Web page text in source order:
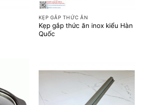
KẸP GẮP THỨC ĂN
Kẹp gắp thức ăn inox kiểu Hàn
Quốc